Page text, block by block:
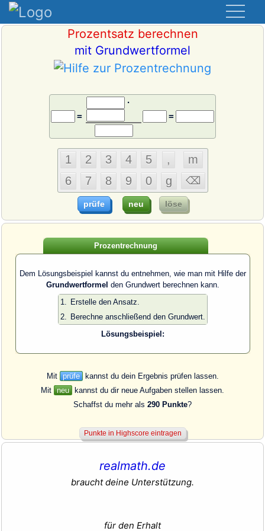
Prozentrechnung
Dem Lösungsbeispiel kannst du entnehmen, wie man mit Hilfe der
Grundwertformel den Grundwert berechnen kann.
1.
Erstelle den Ansatz.
2.
Berechne anschließend den Grundwert.
Lösungsbeispiel:
Mit prüfekannst du dein Ergebnis prüfen lassen.
Mit neu kannst du dir neue Aufgaben stellen lassen.
Schaffst du mehr als 290 Punkte?
Prozentsatz berechnen
mit Grundwertformel
=
·
=
realmath.de
braucht deine Unterstützung.
für den Erhalt